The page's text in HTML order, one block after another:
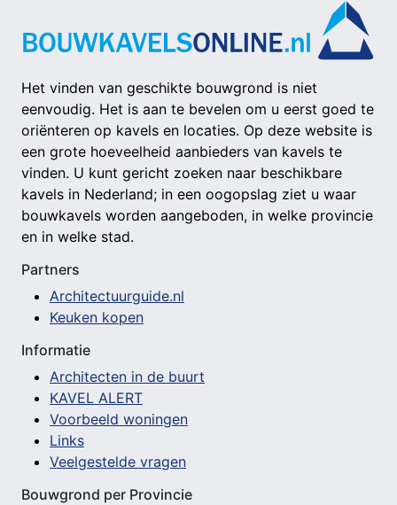
Het vinden van geschikte bouwgrond is niet
eenvoudig. Het is aan te bevelen om u eerst goed te
oriënteren op kavels en locaties. Op deze website is
een grote hoeveelheid aanbieders van kavels te
vinden. U kunt gericht zoeken naar beschikbare
kavels in Nederland; in een oogopslag ziet u waar
bouwkavels worden aangeboden, in welke provincie
en in welke stad.
Partners
Architectuurguide.nl
Keuken kopen
Informatie
Architecten in de buurt
KAVEL ALERT
Voorbeeld woningen
Links
Veelgestelde vragen
Bouwgrond per Provincie